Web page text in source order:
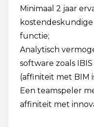
Minimaal 2 jaar
functie;
Analytisch
software zoals
(affiniteit met BIM
Een teamspeler
affiniteit met